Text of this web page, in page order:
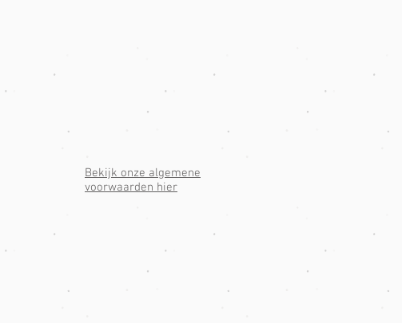
Bekijk onze algemene
voorwaarden hier